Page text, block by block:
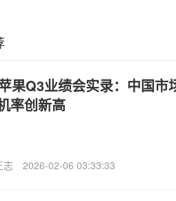
果Q3业绩会实录：中国市
率创新高
志 2026-02-06 03:33:33